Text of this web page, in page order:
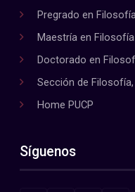
Pregrado en
Maestría en Filosofía
Doctorado en
Sección de
Home PUCP
Síguenos